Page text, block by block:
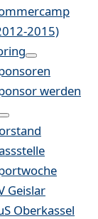
2015)
werden
Geislar
Oberkassel